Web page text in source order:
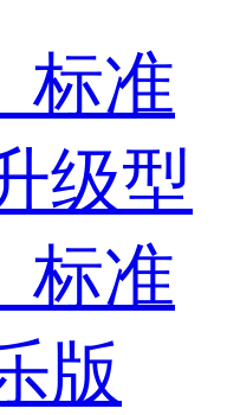
标准
级型
标准
版